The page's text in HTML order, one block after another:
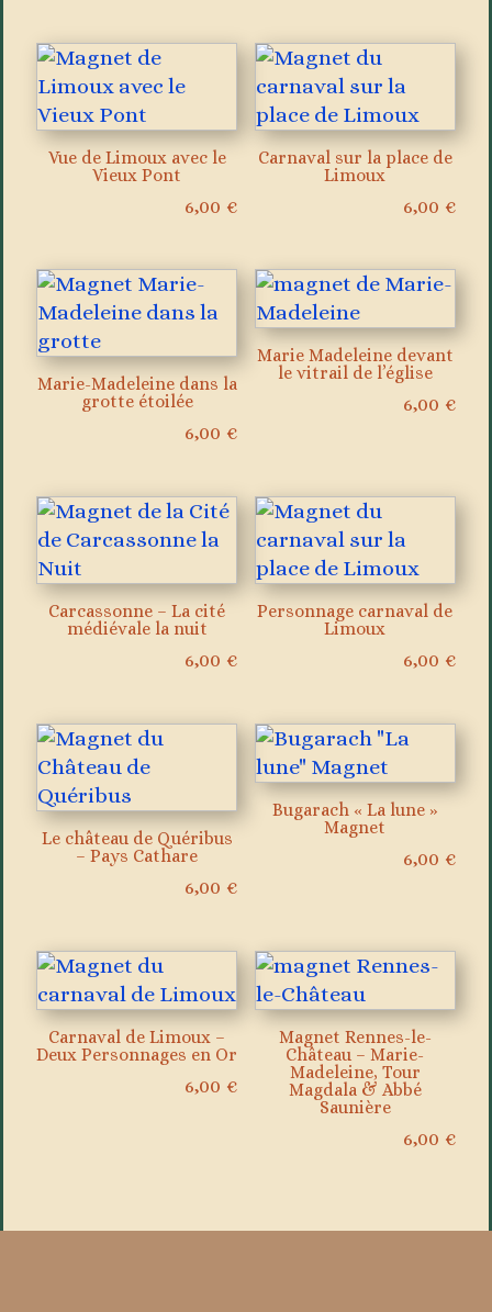
Vue de Limoux avec le
Vieux Pont
6,00 €
Carnaval sur la place de
Limoux
6,00 €
Marie-Madeleine dans la
grotte étoilée
6,00 €
Marie Madeleine devant
le vitrail de l’église
6,00 €
Carcassonne – La cité
médiévale la nuit
6,00 €
Personnage carnaval de
Limoux
6,00 €
Le château de Quéribus
– Pays Cathare
6,00 €
Bugarach « La lune »
Magnet
6,00 €
Carnaval de Limoux –
Deux Personnages en Or
6,00 €
Magnet Rennes-le-
Château – Marie-
Madeleine, Tour
Magdala & Abbé
Saunière
6,00 €